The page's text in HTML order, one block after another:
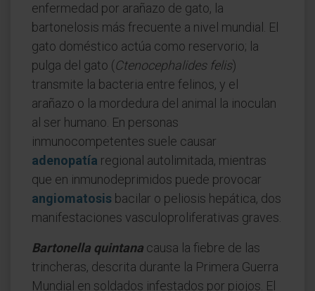
enfermedad por arañazo de gato, la
bartonelosis más frecuente a nivel mundial. El
gato doméstico actúa como reservorio; la
pulga del gato (Ctenocephalides felis)
transmite la bacteria entre felinos, y el
arañazo o la mordedura del animal la inoculan
al ser humano. En personas
inmunocompetentes suele causar
adenopatía regional autolimitada, mientras
que en inmunodeprimidos puede provocar
angiomatosis bacilar o peliosis hepática, dos
manifestaciones vasculoproliferativas graves.
Bartonella quintana causa la fiebre de las
trincheras, descrita durante la Primera Guerra
Mundial en soldados infestados por piojos. El